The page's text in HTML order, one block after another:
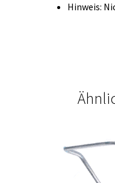
Hinweis: